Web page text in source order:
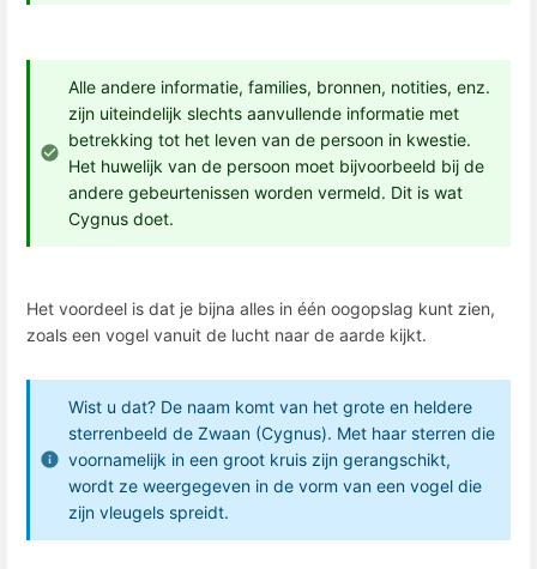
Alle andere informatie, families, bronnen, notities, enz.
zijn uiteindelijk slechts aanvullende informatie met
betrekking tot het leven van de persoon in kwestie.
Het huwelijk van de persoon moet bijvoorbeeld bij de
andere gebeurtenissen worden vermeld. Dit is wat
Cygnus doet.
Het voordeel is dat je bijna alles in één oogopslag kunt zien,
zoals een vogel vanuit de lucht naar de aarde kijkt.
Wist u dat? De naam komt van het grote en heldere
sterrenbeeld de Zwaan (Cygnus). Met haar sterren die
voornamelijk in een groot kruis zijn gerangschikt,
wordt ze weergegeven in de vorm van een vogel die
zijn vleugels spreidt.